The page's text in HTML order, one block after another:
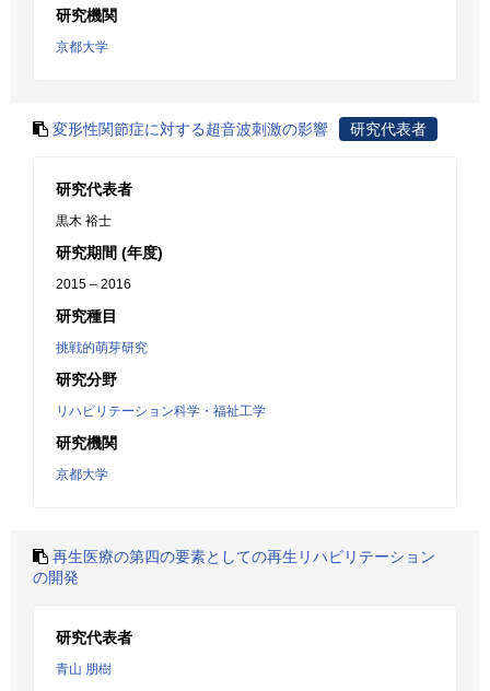
研究機関
京都大学
変形性関節症に対する超音波刺激の影響 研究代表者
研究代表者
黒木 裕士
研究期間 (年度)
2015 – 2016
研究種目
挑戦的萌芽研究
研究分野
リハビリテーション科学・福祉工学
研究機関
京都大学
再生医療の第四の要素としての再生リハビリテーション
の開発
研究代表者
青山 朋樹